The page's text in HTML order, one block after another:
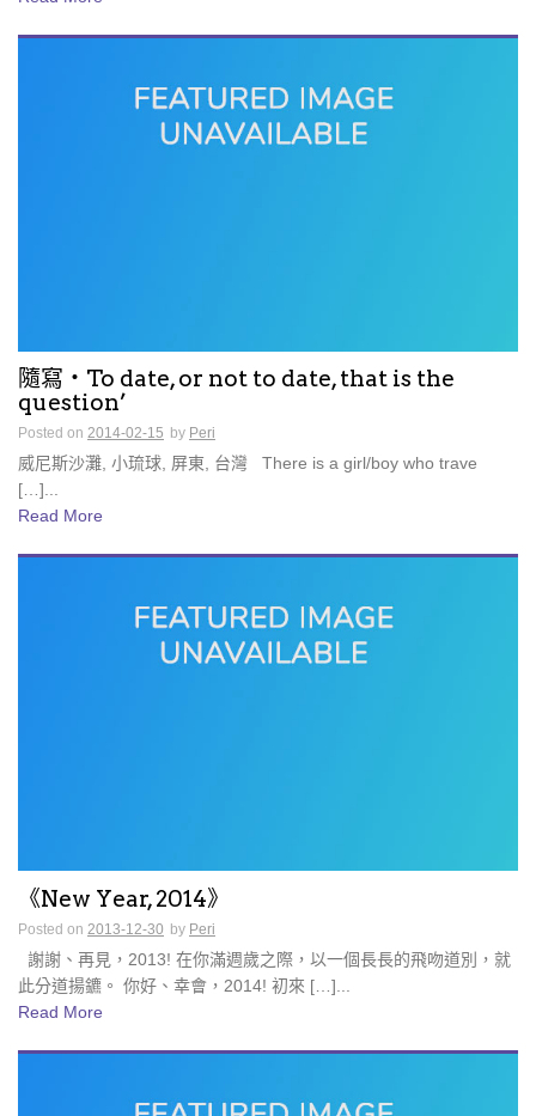
隨寫・To date, or not to date, that is the
question’
Posted on 2014-02-15 by Peri
威尼斯沙灘, 小琉球, 屏東, 台灣 There is a girl/boy who trave
[…]...
Read More
《New Year, 2014》
Posted on 2013-12-30 by Peri
謝謝、再見，2013! 在你滿週歲之際，以一個長長的飛吻道別，就
此分道揚鑣。 你好、幸會，2014! 初來 […]...
Read More